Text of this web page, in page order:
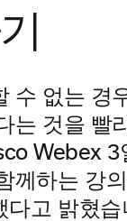
수 없는 경
는 것을 빨
Webex 3
께하는 강
다고 밝혔